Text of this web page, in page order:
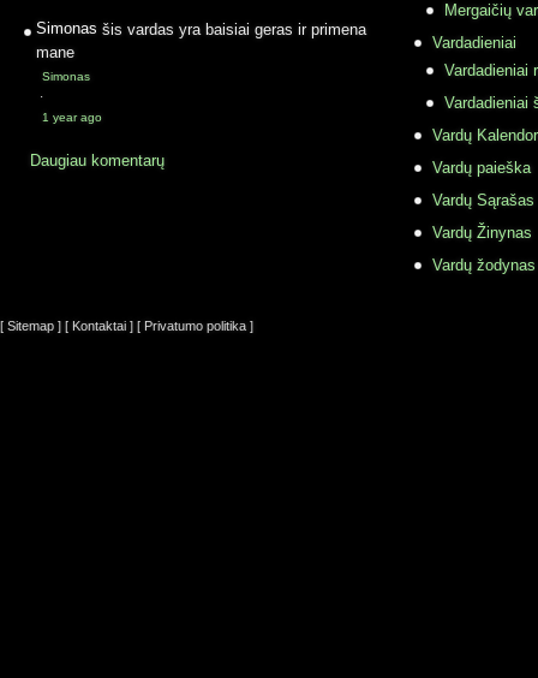
Simonas šis vardas yra baisiai geras ir primena
mane
Simonas
·
1 year ago
Daugiau komentarų
Mergaičių
Vardadieniai
Vardadieniai
Vardadieniai
Vardų
Vardų paieška
Vardų Sąrašas
Vardų Žinynas
Vardų
[ Sitemap ] [ Kontaktai ] [ Privatumo politika ]